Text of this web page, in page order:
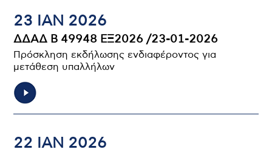
23 ΙΑΝ 2026
ΔΔΑΔ Β 49948 ΕΞ2026 /23-01-2026
Πρόσκληση εκδήλωσης ενδιαφέροντος για
μετάθεση υπαλλήλων
22 ΙΑΝ 2026